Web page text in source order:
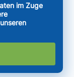
im Zuge